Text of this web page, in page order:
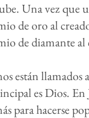
Una vez
de oro al
de diamante al
están llamados
es Dios. En
para hacerse